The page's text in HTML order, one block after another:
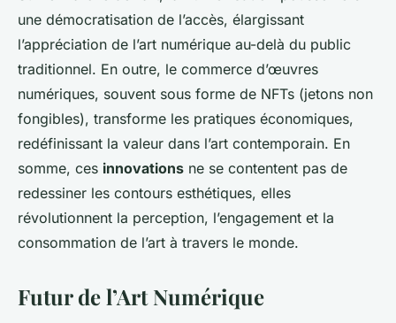
une démocratisation de l’accès, élargissant
l’appréciation de l’art numérique au-delà du public
traditionnel. En outre, le commerce d’œuvres
numériques, souvent sous forme de NFTs (jetons non
fongibles), transforme les pratiques économiques,
redéfinissant la valeur dans l’art contemporain. En
somme, ces innovations ne se contentent pas de
redessiner les contours esthétiques, elles
révolutionnent la perception, l’engagement et la
consommation de l’art à travers le monde.
Futur de l’Art Numérique